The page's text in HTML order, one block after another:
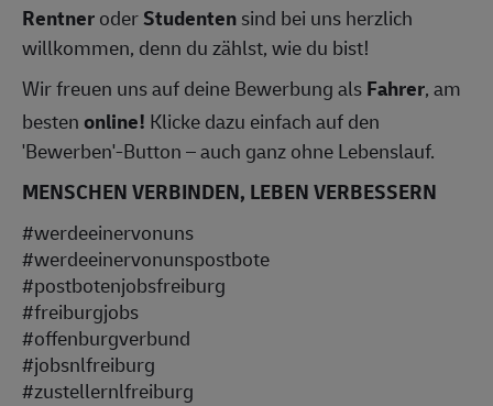
RentneroderStudentensind bei uns herzlich
willkommen, denn du zählst, wie du bist!
Wir freuen uns auf deine Bewerbung alsFahrer, am
bestenonline! Klicke dazu einfach auf den
'Bewerben'-Button – auch ganz ohne Lebenslauf.
MENSCHEN VERBINDEN, LEBEN VERBESSERN
#werdeeinervonuns
#werdeeinervonunspostbote
#postbotenjobsfreiburg
#freiburgjobs
#offenburgverbund
#jobsnlfreiburg
#zustellernlfreiburg